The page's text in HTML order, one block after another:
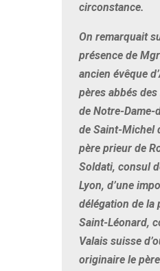
circonstance.
On remarquait
présence de
ancien évêque
pères abbés
de Notre-Dame-
de Saint-Michel
père prieur de
Soldati, consul
Lyon, d’une
délégation de la
Saint-Léonard,
Valais suisse
originaire le